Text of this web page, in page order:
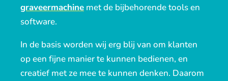
graveermachine met de bijbehorende tools en
software.
In de basis worden wij erg blij van om klanten
op een fijne manier te kunnen bedienen, en
creatief met ze mee te kunnen denken. Daarom